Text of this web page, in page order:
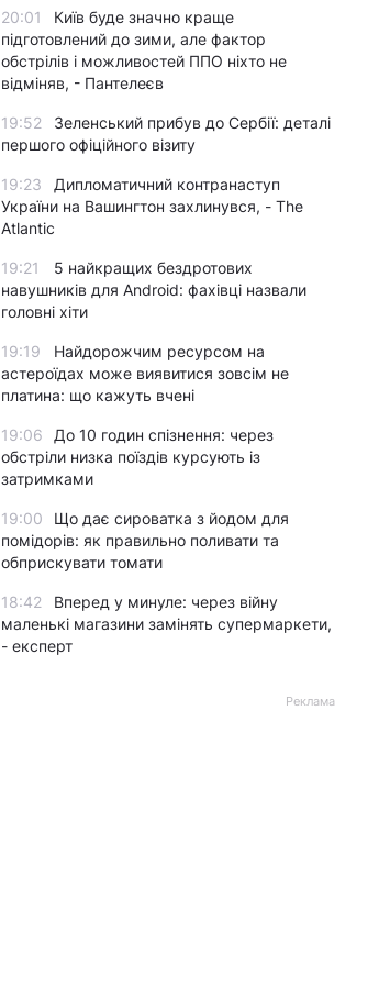
20:01
Київ буде значно краще
підготовлений до зими, але фактор
обстрілів і можливостей ППО ніхто не
відміняв, - Пантелеєв
19:52
Зеленський прибув до Сербії: деталі
першого офіційного візиту
19:23
Дипломатичний контранаступ
України на Вашингтон захлинувся, - The
Atlantic
19:21
5 найкращих бездротових
навушників для Android: фахівці назвали
головні хіти
19:19
Найдорожчим ресурсом на
астероїдах може виявитися зовсім не
платина: що кажуть вчені
19:06
До 10 годин спізнення: через
обстріли низка поїздів курсують із
затримками
19:00
Що дає сироватка з йодом для
помідорів: як правильно поливати та
обприскувати томати
18:42
Вперед у минуле: через війну
маленькі магазини замінять супермаркети,
- експерт
Реклама